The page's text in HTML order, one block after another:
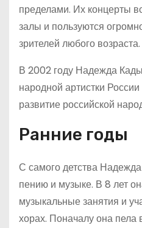
пределами. Их концерты
залы и пользуются
зрителей любого возраста.
В 2002 году Надежда
народной артистки
развитие российской
Ранние годы
С самого детства
пению и музыке. В 8 лет
музыкальные занятия и
хорах. Поначалу она пела